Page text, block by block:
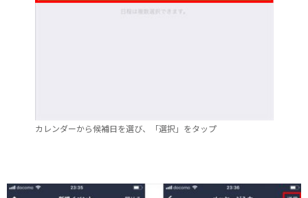
カレンダーから候補日を選び、「選択」をタップ